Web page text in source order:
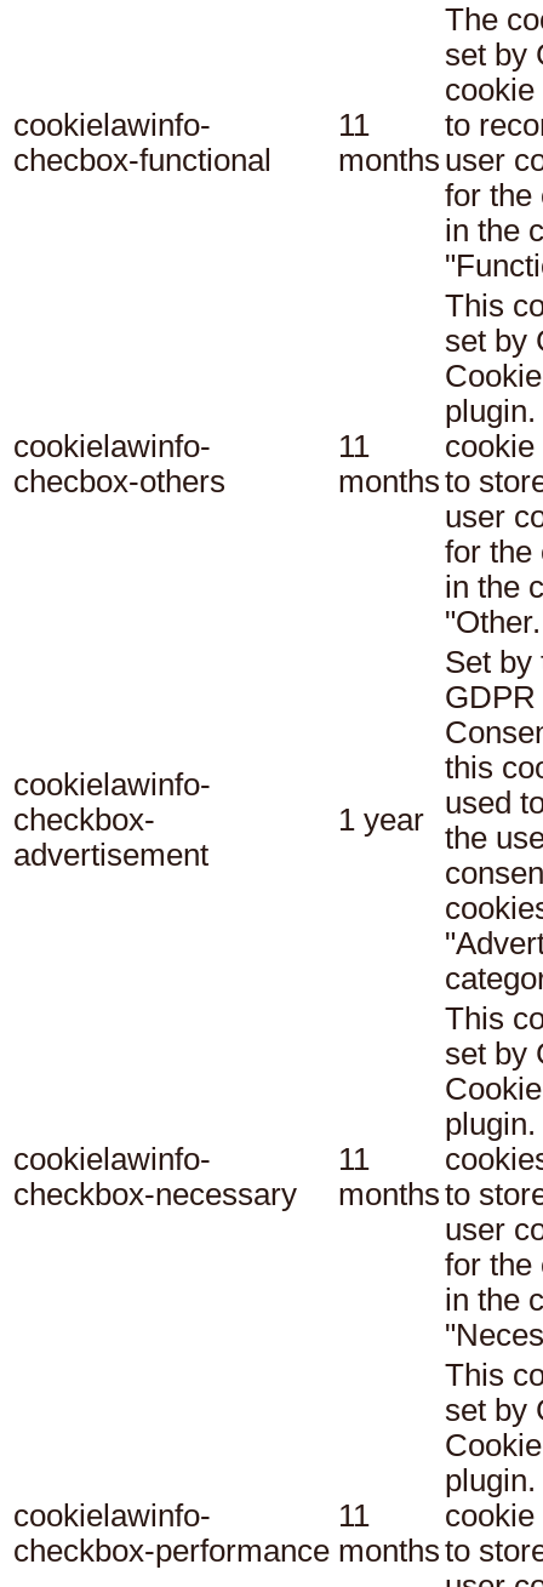
cookielawinfo-
checbox-functional
11
months
The
set by
cookie
to
user
for the
in the
cookielawinfo-
checbox-others
11
months
This
set by
cookie
to
user
for the
in the
"Other.
cookielawinfo-
checkbox-
advertisement
1 year
Set by
this
used
the
cookielawinfo-
checkbox-necessary
11
months
This
set by
to
user
for the
in the
cookielawinfo-
checkbox-performance
11
months
This
set by
cookie
to